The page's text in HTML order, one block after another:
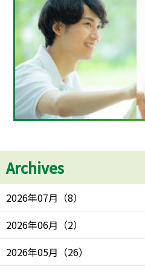
Archives
2026年07月 （8）
2026年06月 （2）
2026年05月 （26）